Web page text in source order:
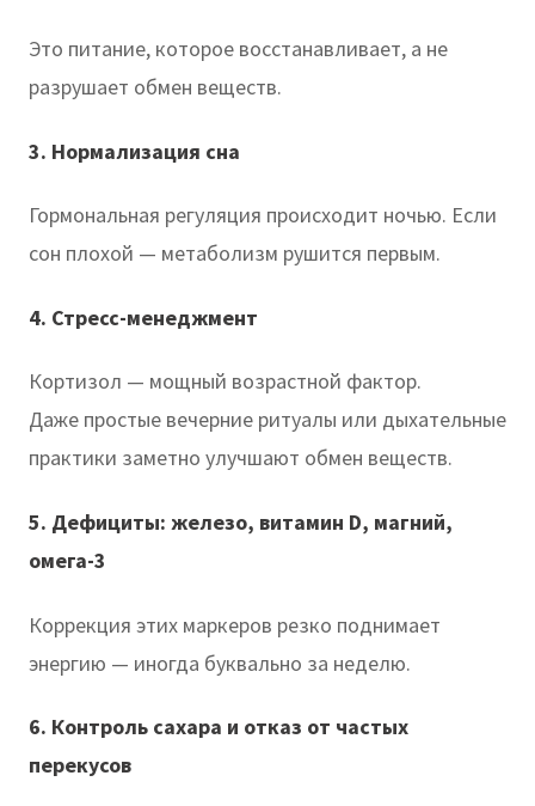
Это питание, которое восстанавливает, а не
разрушает обмен веществ.
3. Нормализация сна
Гормональная регуляция происходит ночью. Если
сон плохой — метаболизм рушится первым.
4. Стресс-менеджмент
Кортизол — мощный возрастной фактор.
Даже простые вечерние ритуалы или дыхательные
практики заметно улучшают обмен веществ.
5. Дефициты: железо, витамин D, магний,
омега-3
Коррекция этих маркеров резко поднимает
энергию — иногда буквально за неделю.
6. Контроль сахара и отказ от частых
перекусов